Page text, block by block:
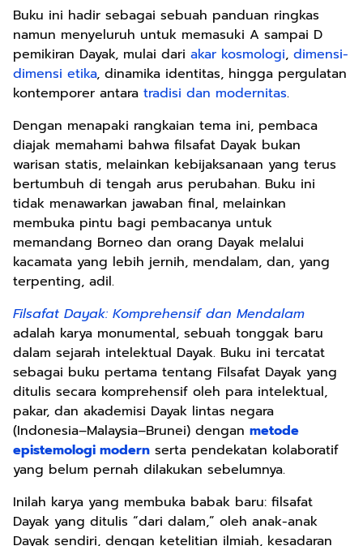
Buku ini hadir sebagai sebuah panduan ringkas
namun menyeluruh untuk memasuki A sampai D
pemikiran Dayak, mulai dari akar kosmologi, dimensi-
dimensi etika, dinamika identitas, hingga pergulatan
kontemporer antara tradisi dan modernitas.
Dengan menapaki rangkaian tema ini, pembaca
diajak memahami bahwa filsafat Dayak bukan
warisan statis, melainkan kebijaksanaan yang terus
bertumbuh di tengah arus perubahan. Buku ini
tidak menawarkan jawaban final, melainkan
membuka pintu bagi pembacanya untuk
memandang Borneo dan orang Dayak melalui
kacamata yang lebih jernih, mendalam, dan, yang
terpenting, adil.
Filsafat Dayak: Komprehensif dan Mendalam
adalah karya monumental, sebuah tonggak baru
dalam sejarah intelektual Dayak. Buku ini tercatat
sebagai buku pertama tentang Filsafat Dayak yang
ditulis secara komprehensif oleh para intelektual,
pakar, dan akademisi Dayak lintas negara
(Indonesia–Malaysia–Brunei) dengan metode
epistemologi modern serta pendekatan kolaboratif
yang belum pernah dilakukan sebelumnya.
Inilah karya yang membuka babak baru: filsafat
Dayak yang ditulis “dari dalam,” oleh anak-anak
Dayak sendiri, dengan ketelitian ilmiah, kesadaran